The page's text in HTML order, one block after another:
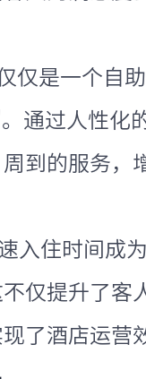
仅是一个自
通过人性化
到的服务，
入住时间成
仅提升了客
了酒店运营